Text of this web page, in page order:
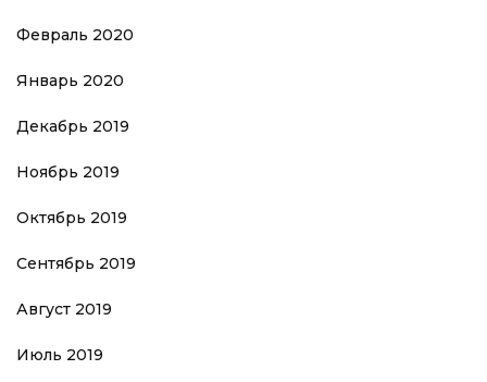
Февраль 2020
Январь 2020
Декабрь 2019
Ноябрь 2019
Октябрь 2019
Сентябрь 2019
Август 2019
Июль 2019